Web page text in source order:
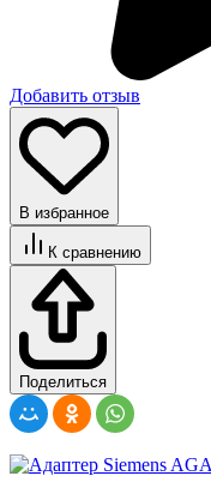
Добавить отзыв
В избранное
К сравнению
Поделиться